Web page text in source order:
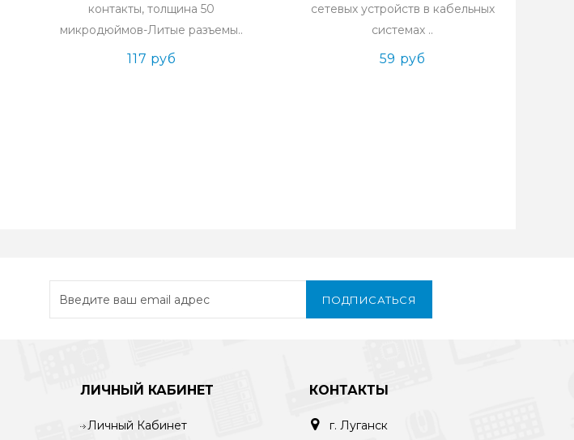
контакты, толщина 50
микродюймов-Литые разъемы..
117 руб
сетевых устройств в кабельных
системах ..
59 руб
ПОДПИСАТЬСЯ
ЛИЧНЫЙ КАБИНЕТ
Личный Кабинет
КОНТАКТЫ
г. Луганск